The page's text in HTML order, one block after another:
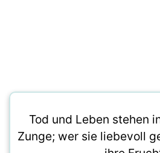
Tod und Leben stehen
Zunge; wer sie liebevoll